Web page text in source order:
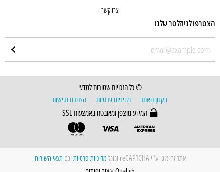
צרו קשר
הצטרפו לניוזלטר שלנו
© כל הזכויות שמורות למדעי
תקנון האתר
מדיניות פרטיות
הצהרת נגישות
המידע מוצפן ומאובטח באמצעות SSL
אתר זה מוגן ע"י reCAPTCHA וגוגל מדיניות פרטיות וגם תנאי השירות